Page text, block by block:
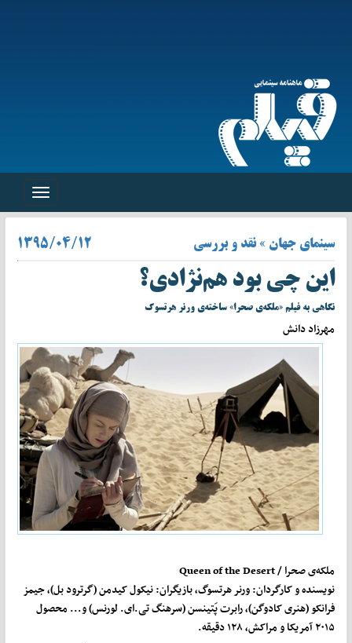
Toggle
سینمای جهان » نقد و بررسی ۱۳۹۵/۰۴/۱۲
این چی بود هم‌نژادی؟
نگاهی به فیلم «ملکه‌ی صحرا» ساخته‌ی ورنر هرتسوگ
مهرزاد دانش
ملکه‌ی صحرا /Queen of the Desert
نویسنده و کارگردان: ورنر هرتسوگ، بازیگران: نیکول کیدمن (گرترود بل)، جیمز
فرانکو (هنری کادوگن)، رابرت پَتینسن (سرهنگ تی.ای. لورنس) و... محصول
۲۰۱۵ آمریکا و مراکش، ۱۲۸ دقیقه.